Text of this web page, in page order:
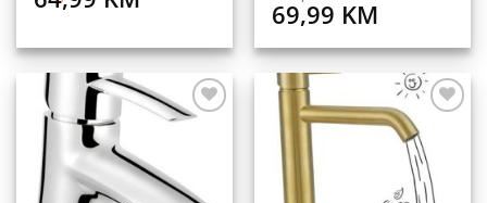
Original
price
was:
139,99 KM.
69,99 KM
is:
69,99
želja